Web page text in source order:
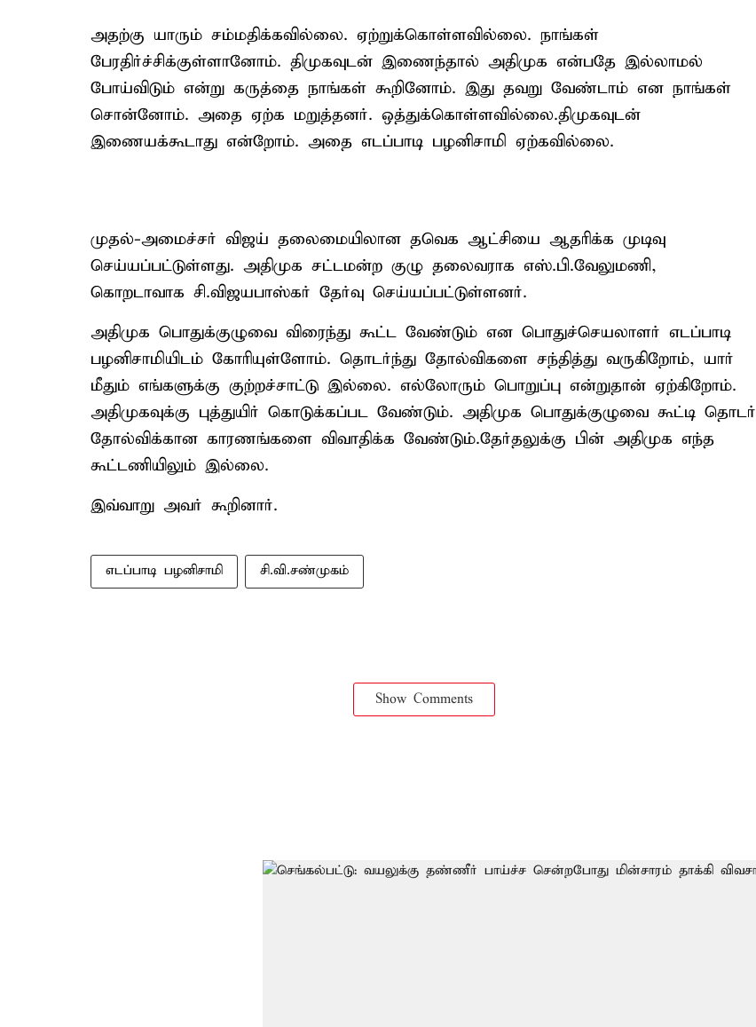
அதற்கு யாரும் சம்மதிக்கவில்லை. ஏற்றுக்கொள்ளவில்லை. நாங்கள்
பேரதிர்ச்சிக்குள்ளானோம். திமுகவுடன் இணைந்தால் அதிமுக என்பதே இல்லாமல்
போய்விடும் என்று கருத்தை நாங்கள் கூறினோம். இது தவறு வேண்டாம் என நாங்கள்
சொன்னோம். அதை ஏற்க மறுத்தனர். ஒத்துக்கொள்ளவில்லை.திமுகவுடன்
இணையக்கூடாது என்றோம். அதை எடப்பாடி பழனிசாமி ஏற்கவில்லை.
முதல்-அமைச்சர் விஜய் தலைமையிலான தவெக ஆட்சியை ஆதரிக்க முடிவு
செய்யப்பட்டுள்ளது. அதிமுக சட்டமன்ற குழு தலைவராக எஸ்.பி.வேலுமணி,
கொறடாவாக சி.விஜயபாஸ்கர் தேர்வு செய்யப்பட்டுள்ளனர்.
அதிமுக பொதுக்குழுவை விரைந்து கூட்ட வேண்டும் என பொதுச்செயலாளர் எடப்பாடி
பழனிசாமியிடம் கோரியுள்ளோம். தொடர்ந்து தோல்விகளை சந்தித்து வருகிறோம், யார்
மீதும் எங்களுக்கு குற்றச்சாட்டு இல்லை. எல்லோரும் பொறுப்பு என்றுதான் ஏற்கிறோம்.
அதிமுகவுக்கு புத்துயிர் கொடுக்கப்பட வேண்டும். அதிமுக பொதுக்குழுவை கூட்டி தொடர்
தோல்விக்கான காரணங்களை விவாதிக்க வேண்டும்.தேர்தலுக்கு பின் அதிமுக எந்த
கூட்டணியிலும் இல்லை.
இவ்வாறு அவர் கூறினார்.
எடப்பாடி பழனிசாமி சி.வி.சண்முகம்
Show Comments